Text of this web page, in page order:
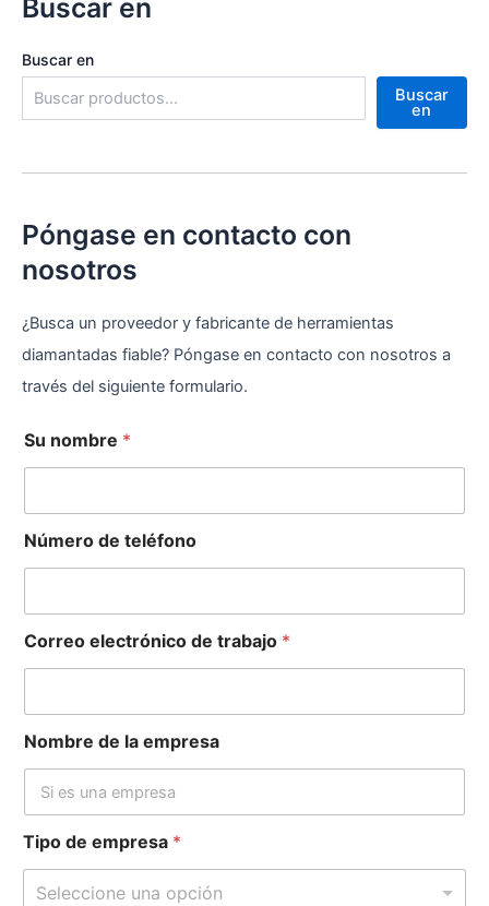
Buscar en
Buscar en
Buscar
en
Póngase en contacto con
nosotros
¿Busca un proveedor y fabricante de herramientas
diamantadas fiable? Póngase en contacto con nosotros a
través del siguiente formulario.
Su nombre *
Número de teléfono
Correo electrónico de trabajo *
Nombre de la empresa
Tipo de empresa *
Seleccione una opción